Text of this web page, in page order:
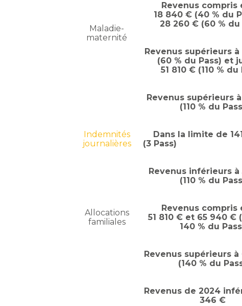
Maladie-
maternité
Revenus compris
18 840 € (40 % du
28 260 € (60 % du
Revenus supérieurs
(60 % du Pass) et
51 810 € (110 % du
Revenus supérieurs à
(110 % du
Indemnités
journalières
Dans la limite de
(3 Pass)
Allocations
familiales
Revenus inférieurs à
(110 % du
Revenus compris
51 810 € et 65 940 €
140 % du
Revenus supérieurs
(140 % du
Revenus de 2024
346 €